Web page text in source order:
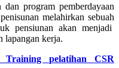
program pemberdayaan
melahirkan sebuah
pensiunan akan menjadi
lapangan kerja.
Training pelatihan CSR